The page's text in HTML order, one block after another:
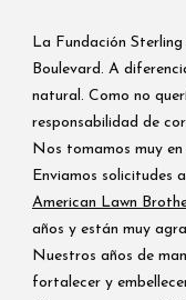
La Fundación
Boulevard. A
natural. Como no
responsabilidad de
Nos tomamos muy en
Enviamos solicitudes
American Lawn
años y están muy
Nuestros años de
fortalecer y